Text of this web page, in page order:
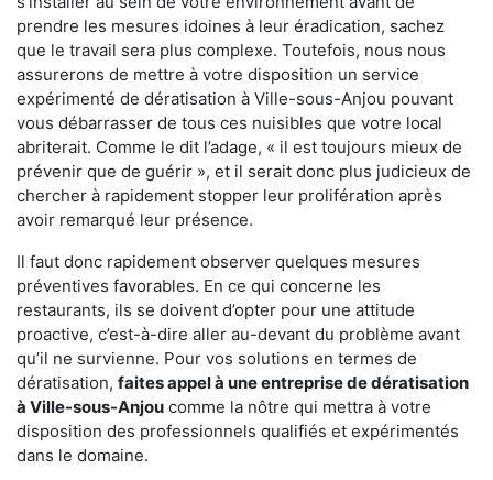
prendre les mesures idoines à leur éradication, sachez
que le travail sera plus complexe. Toutefois, nous nous
assurerons de mettre à votre disposition un service
expérimenté de dératisation à Ville-sous-Anjou pouvant
vous débarrasser de tous ces nuisibles que votre local
abriterait. Comme le dit l’adage, « il est toujours mieux de
prévenir que de guérir », et il serait donc plus judicieux de
chercher à rapidement stopper leur prolifération après
avoir remarqué leur présence.
Il faut donc rapidement observer quelques mesures
préventives favorables. En ce qui concerne les
restaurants, ils se doivent d’opter pour une attitude
proactive, c’est-à-dire aller au-devant du problème avant
qu’il ne survienne. Pour vos solutions en termes de
dératisation, faites appel à une entreprise de dératisation
à Ville-sous-Anjou comme la nôtre qui mettra à votre
disposition des professionnels qualifiés et expérimentés
dans le domaine.